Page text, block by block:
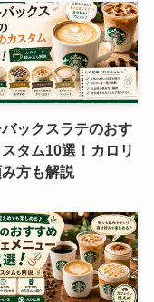
ックスラテのおす
タム10選！カロリ
方も解説